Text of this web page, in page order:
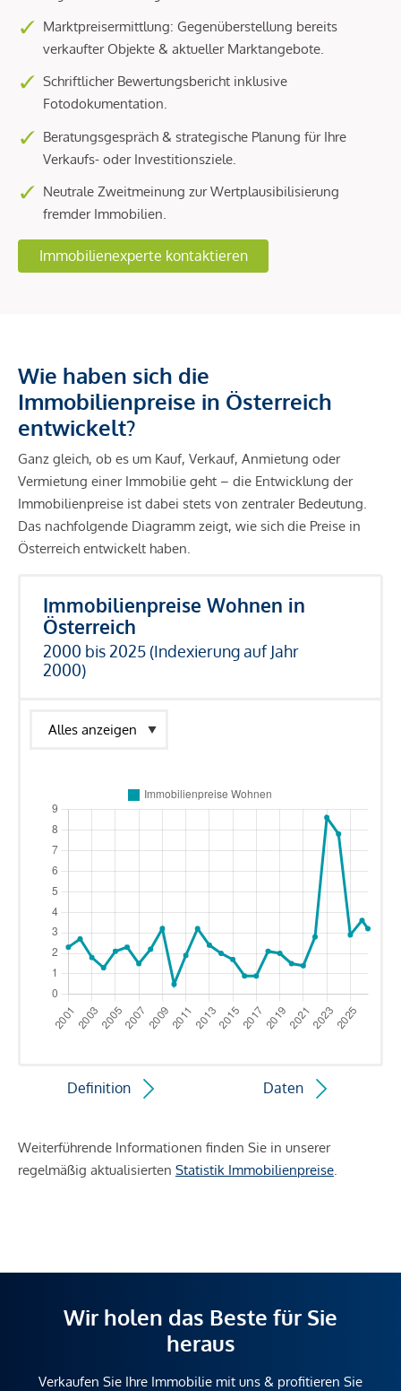
Marktpreisermittlung: Gegenüberstellung bereits
verkaufter Objekte & aktueller Marktangebote.
Schriftlicher Bewertungsbericht inklusive
Fotodokumentation.
Beratungsgespräch & strategische Planung für Ihre
Verkaufs- oder Investitionsziele.
Neutrale Zweitmeinung zur Wertplausibilisierung
fremder Immobilien.
Immobilienexperte kontaktieren
Wie haben sich die
Immobilienpreise in Österreich
entwickelt?
Ganz gleich, ob es um Kauf, Verkauf, Anmietung oder
Vermietung einer Immobilie geht – die Entwicklung der
Immobilienpreise ist dabei stets von zentraler Bedeutung.
Das nachfolgende Diagramm zeigt, wie sich die Preise in
Österreich entwickelt haben.
Immobilienpreise Wohnen in
Österreich
2000 bis 2025 (Indexierung auf Jahr
2000)
Definition Daten
Weiterführende Informationen finden Sie in unserer
regelmäßig aktualisierten Statistik Immobilienpreise
Wir holen das Beste für Sie
heraus
Verkaufen Sie Ihre Immobilie mit uns & profitieren Sie